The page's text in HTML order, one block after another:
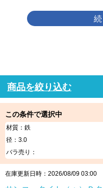
商品を絞り込む
この条件で選択中
材質：鉄
径：3.0
バラ売り：
在庫更新日時：2026/08/09 03:00